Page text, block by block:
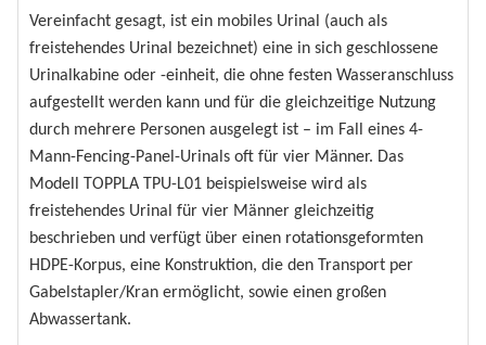
Vereinfacht gesagt, ist ein mobiles Urinal (auch als
freistehendes Urinal bezeichnet) eine in sich geschlossene
Urinalkabine oder -einheit, die ohne festen Wasseranschluss
aufgestellt werden kann und für die gleichzeitige Nutzung
durch mehrere Personen ausgelegt ist – im Fall eines 4-
Mann-Fencing-Panel-Urinals oft für vier Männer. Das
Modell TOPPLA TPU-L01 beispielsweise wird als
freistehendes Urinal für vier Männer gleichzeitig
beschrieben und verfügt über einen rotationsgeformten
HDPE-Korpus, eine Konstruktion, die den Transport per
Gabelstapler/Kran ermöglicht, sowie einen großen
Abwassertank.